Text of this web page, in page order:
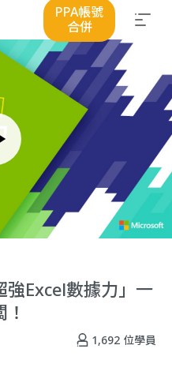
PPA帳號
合併
強Excel數據力」一
1,692 位學員